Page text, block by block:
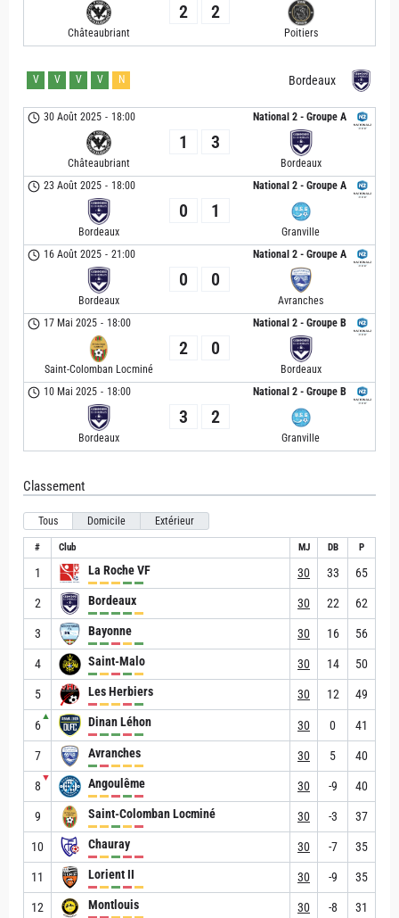
Châteaubriant
2 2
Poitiers
Bordeaux
V V V V N
National 2 - Groupe A
30 Août 2025 - 18:00
Châteaubriant
1 3
Bordeaux
National 2 - Groupe A
23 Août 2025 - 18:00
Bordeaux
0 1
Granville
National 2 - Groupe A
16 Août 2025 - 21:00
Bordeaux
0 0
Avranches
National 2 - Groupe B
17 Mai 2025 - 18:00
Saint-Colomban Locminé
2 0
Bordeaux
National 2 - Groupe B
10 Mai 2025 - 18:00
Bordeaux
3 2
Granville
Classement
Tous Domicile Extérieur
# Club MJ DB P
1 La Roche VF 30 33 65
2 Bordeaux 30 22 62
3 Bayonne 30 16 56
4 Saint-Malo 30 14 50
5 Les Herbiers 30 12 49
6
▲ Dinan Léhon 30 0 41
7 Avranches 30 5 40
8
▼ Angoulême 30 -9 40
9 Saint-Colomban Locminé 30 -3 37
10 Chauray 30 -7 35
11 Lorient II 30 -9 35
12 Montlouis 30 -8 31